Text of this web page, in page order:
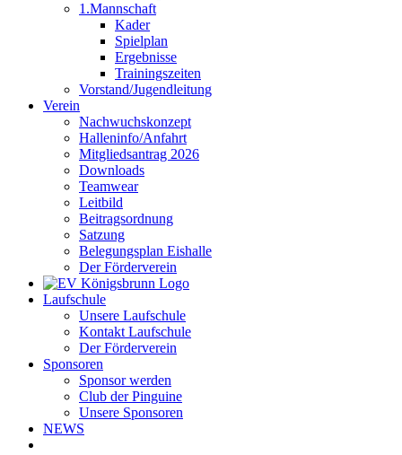
1.Mannschaft
Kader
Spielplan
Ergebnisse
Trainingszeiten
Vorstand/Jugendleitung
Verein
Nachwuchskonzept
Halleninfo/Anfahrt
Mitgliedsantrag 2026
Downloads
Teamwear
Leitbild
Beitragsordnung
Satzung
Belegungsplan Eishalle
Der Förderverein
Laufschule
Unsere Laufschule
Kontakt Laufschule
Der Förderverein
Sponsoren
Sponsor werden
Club der Pinguine
Unsere Sponsoren
NEWS